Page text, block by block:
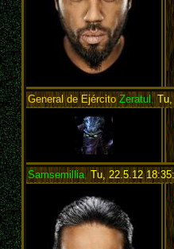
General de EjércitoZeratul,Tu,
Samsemillia,Tu, 22.5.12